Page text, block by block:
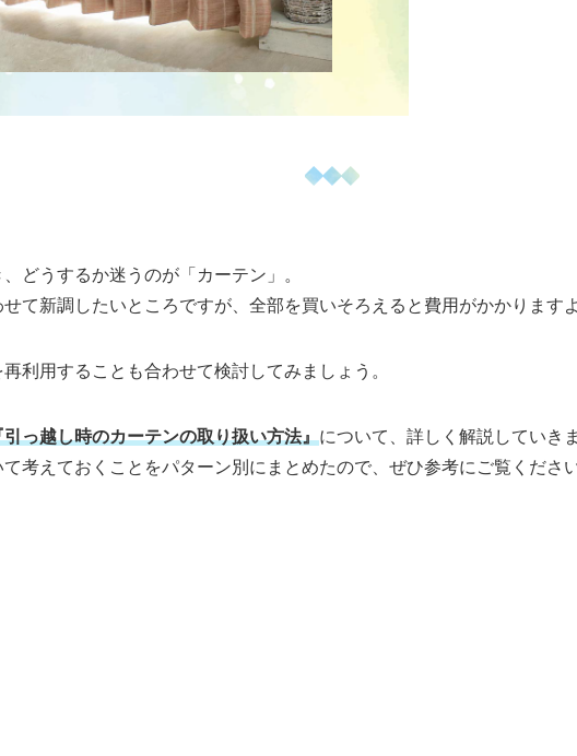
どうするか迷うのが「カーテン」。
て新調したいところですが、全部を買いそろえると費用がかかりますよ
利用することも合わせて検討してみましょう。
引っ越し時のカーテンの取り扱い方法』について、詳しく解説していきま
考えておくことをパターン別にまとめたので、ぜひ参考にご覧ください